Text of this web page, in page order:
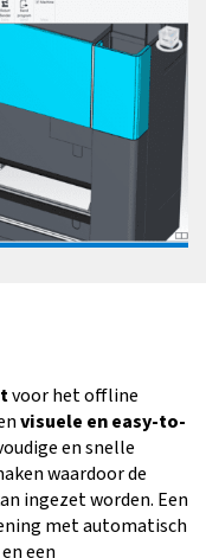
voor het offline
visuele en easy-to-
en snelle
waardoor de
ingezet worden. Een
met automatisch
een